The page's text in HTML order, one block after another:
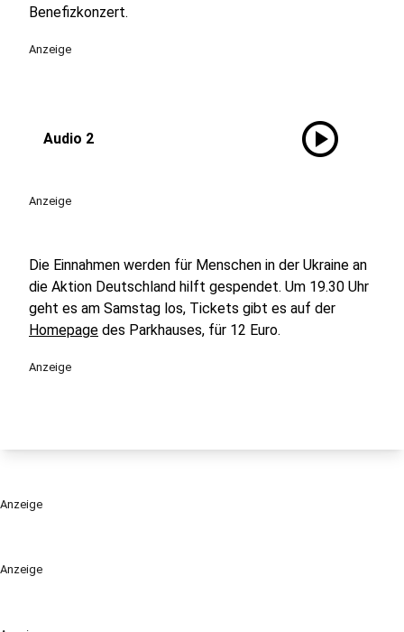
Anzeige
Benefizkonzert.
Anzeige
Audio 2 play_circle
Anzeige
Die Einnahmen werden für Menschen in der Ukraine an
die Aktion Deutschland hilft gespendet. Um 19.30 Uhr
geht es am Samstag los, Tickets gibt es auf der
Homepage des Parkhauses, für 12 Euro.
Anzeige
Anzeige